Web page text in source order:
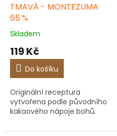
TMAVÁ - MONTEZUMA
65 %
Skladem
119 Kč
Do košíku
Originální receptura
vytvořena podle původního
kakaového nápoje bohů.